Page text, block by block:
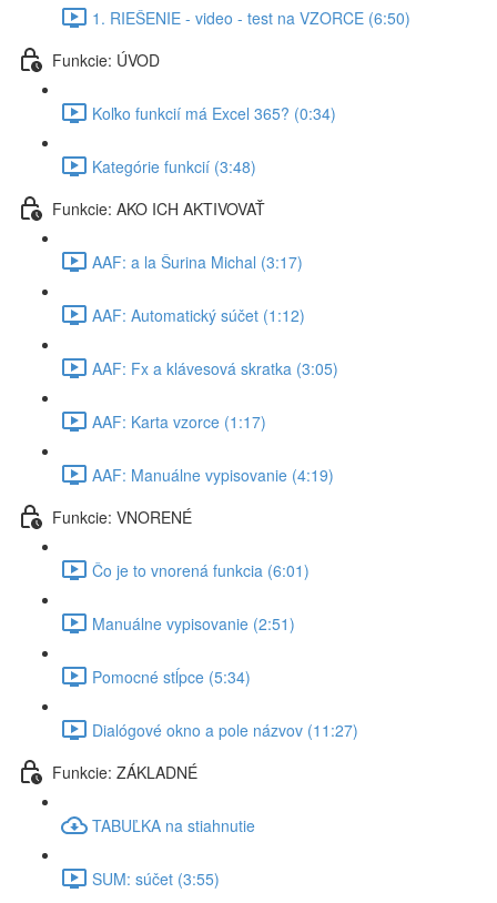
1. RIEŠENIE - video - test na VZORCE (6:50)
Funkcie: ÚVOD
Koľko funkcií má Excel 365? (0:34)
Kategórie funkcií (3:48)
Funkcie: AKO ICH AKTIVOVAŤ
AAF: a la Šurina Michal (3:17)
AAF: Automatický súčet (1:12)
AAF: Fx a klávesová skratka (3:05)
AAF: Karta vzorce (1:17)
AAF: Manuálne vypisovanie (4:19)
Funkcie: VNORENÉ
Čo je to vnorená funkcia (6:01)
Manuálne vypisovanie (2:51)
Pomocné stĺpce (5:34)
Dialógové okno a pole názvov (11:27)
Funkcie: ZÁKLADNÉ
TABUĽKA na stiahnutie
SUM: súčet (3:55)